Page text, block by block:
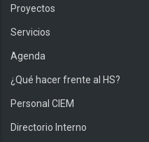
Proyectos
Servicios
Agenda
¿Qué hacer frente al HS?
Personal CIEM
Directorio Interno